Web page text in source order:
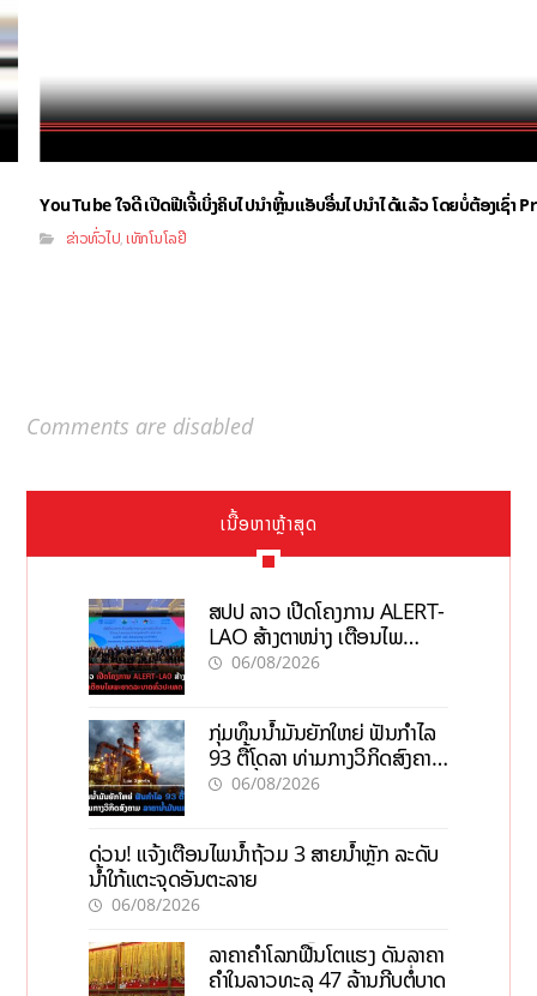
YouTube ໃຈດີ ເປີດຟີເຈີ້ເບິ່ງຄິບໄປນຳຫຼິ້ນແອັບອື່ນໄປນຳໄດ້ແລ້ວ ໂດຍບໍ່ຕ້ອງເຊົ່າ
ຂ່າວທົ່ວໄປ,ເທັກໂນໂລຢີ
Comments are disabled
ເນື້ອຫາຫຼ້າສຸດ
ສປປ ລາວ ເປີດໂຄງການ ALERT-
LAO ສ້າງຕາໜ່າງ ເຕືອນໄພ
ພະຍາດລະບາດທົ່ວປະເທດ
06/08/2026
ກຸ່ມທຶນນ້ຳມັນຍັກໃຫຍ່ ຟັນກຳໄລ
93 ຕື້ໂດລາ ທ່າມກາງວິກິດສົງຄາມ
ລາຄານໍ້າມັນແພງ
06/08/2026
ດ່ວນ! ແຈ້ງເຕືອນໄພນໍ້າຖ້ວມ 3 ສາຍນໍ້າຫຼັກ ລະດັບ
ນໍ້າໃກ້ແຕະຈຸດອັນຕະລາຍ
06/08/2026
ລາຄາຄຳໂລກຟື້ນໂຕແຮງ ດັນລາຄາ
ຄຳໃນລາວທະລຸ 47 ລ້ານກີບຕໍ່ບາດ